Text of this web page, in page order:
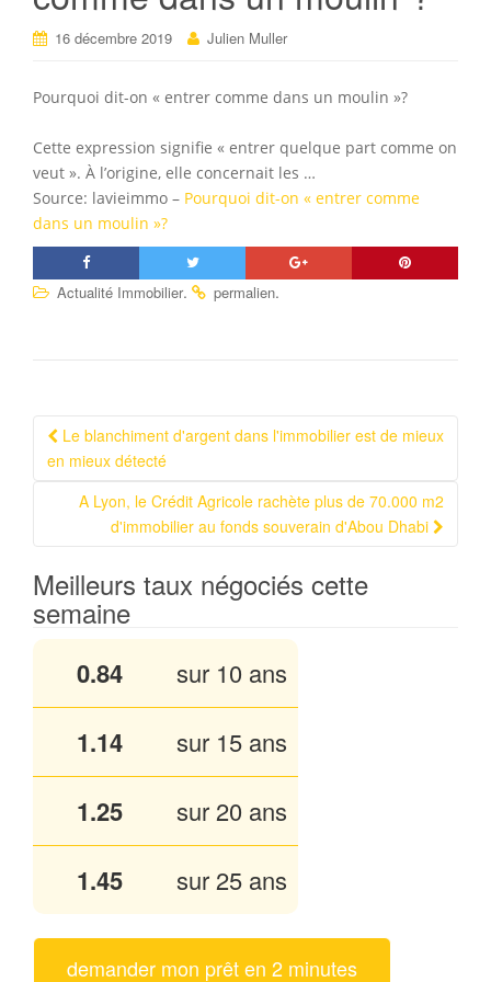
16 décembre 2019 Julien Muller
Pourquoi dit-on « entrer comme dans un moulin »?
Cette expression signifie « entrer quelque part comme on
veut ». À l’origine, elle concernait les …
Source: lavieimmo – Pourquoi dit-on « entrer comme
dans un moulin »?
Actualité Immobilier. permalien.
Navigation Article
Le blanchiment d'argent dans l'immobilier est de mieux
en mieux détecté
A Lyon, le Crédit Agricole rachète plus de 70.000 m2
d'immobilier au fonds souverain d'Abou Dhabi
Meilleurs taux négociés cette
semaine
0.84 sur 10 ans
1.14 sur 15 ans
1.25 sur 20 ans
1.45 sur 25 ans
demander mon prêt en 2 minutes